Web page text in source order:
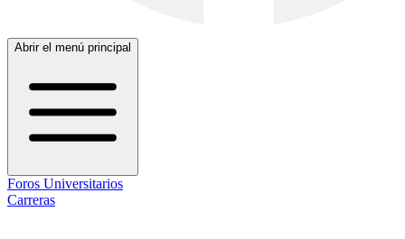
Abrir el menú principal
Foros Universitarios
Carreras